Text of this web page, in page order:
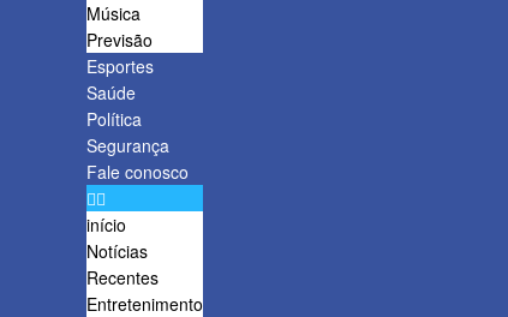
Música
Previsão
Esportes
Saúde
Política
Segurança
Fale conosco
início
Notícias
Recentes
Entretenimento